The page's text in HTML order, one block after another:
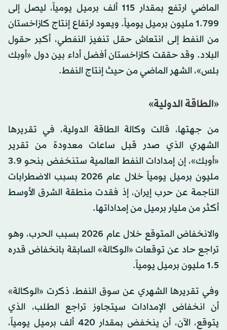
الماضي ارتفع بمقدار 115 ألف برميل يومياً، ليصل إلى
1.799 مليون برميل يومياً. ويعود ارتفاع إنتاج كازاخستان
من النفط إلى انتعاش حقل تنغيز النفطي، أكبر حقول
البلاد. وقد حققت كازاخستان أفضل أداء بين دول «أوبك
بلس»، الشهر الماضي من حيث إنتاج النفط.
«الطاقة الدولية»
من جهتها، قالت وكالة الطاقة الدولية، في تقريرها
الشهري الذي صدر قبل ساعات معدودة من تقرير
«أوبك»، إن إمدادات النفط العالمية ستنخفض بنحو 3.9
مليون برميل يومياً خلال ‌عام ‌2026 بسبب ‌الاضطرابات
⁠الناجمة عن حرب إيران، إذ ⁠فقدت منطقة الشرق الأوسط
أكثر من مليار برميل ⁠من إمداداتها.
والانخفاض المتوقع خلال عام 2026 بسبب الحرب، وهو
تراجع حاد عن توقعات «الوكالة» السابقة بانخفاض قدره
1.5 مليون برميل يومياً.
وفي تقريرها ‌الشهري ‌عن سوق النفط، ‌ذكرت «الوكالة»
‌أن انخفاض الإمدادات سيتجاوز تراجع الطلب، الذي
يتوقع، الآن، ‌أن ينخفض بمقدار 420 ألف برميل ⁠يومياً،